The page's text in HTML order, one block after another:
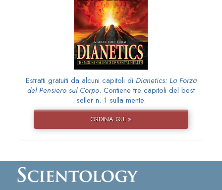
Estratti gratuiti da alcuni capitoli di Dianetics: La Forza
del Pensiero sul Corpo. Contiene tre capitoli del best
seller n. 1 sulla mente.
ORDINA QUI »